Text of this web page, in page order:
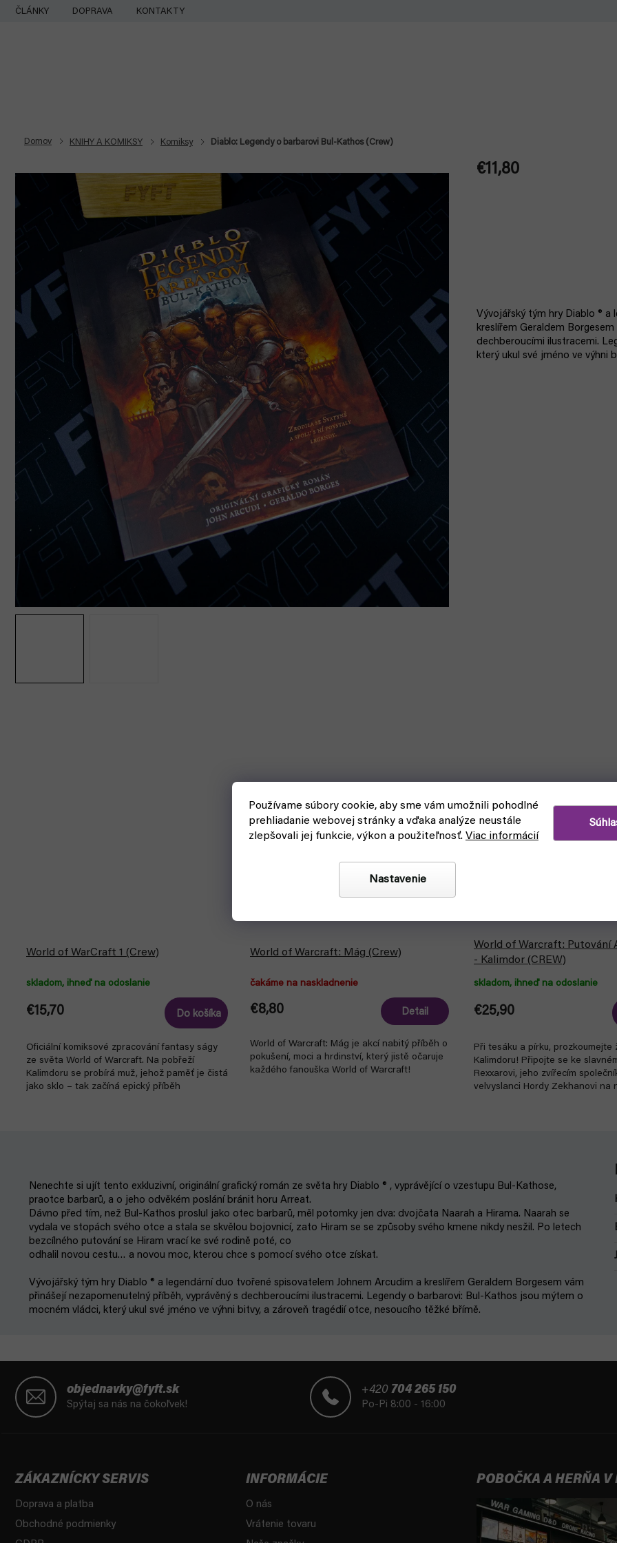
Používame súbory cookie, aby sme vám umožnili pohodlné
prehliadanie webovej stránky a vďaka analýze neustále
zlepšovali jej funkcie, výkon a použiteľnosť. Viac informácií
Nastavenie
Prejsť
ČLÁNKY DOPRAVA KONTAKTY
Domov KNIHY A KOMIKSY Komiksy Diablo: Legendy o barbarovi Bul-Kathos (Crew)
€11,80
Vývojářský tým hry Diablo ® a
kreslířem Geraldem
dechberoucími ilustracemi.
který ukul své jméno ve výhni
World of WarCraft 1 (Crew)
skladom, ihneď na odoslanie
€15,70 Do košíka
Oficiální komiksové zpracování fantasy ságy
ze světa World of Warcraft. Na pobřeží
Kalimdoru se probírá muž, jehož paměť je čistá
jako sklo – tak začíná epický příběh
World of Warcraft: Mág (Crew)
čakáme na naskladnenie
€8,80 Detail
World of Warcraft: Mág je akcí nabitý příběh o
pokušení, moci a hrdinství, který jistě očaruje
každého fanouška World of Warcraft!
World of Warcraft: Putování
- Kalimdor (CREW)
skladom, ihneď na odoslanie
€25,90
Při tesáku a pírku, prozkoumejte
Kalimdoru! Připojte se ke
Rexxarovi, jeho zvířecím
velvyslanci Hordy Zekhanovi na
Nenechte si ujít tento exkluzivní, originální grafický román ze světa hry Diablo ® , vyprávějící o vzestupu Bul-Kathose,
praotce barbarů, a o jeho odvěkém poslání bránit horu Arreat.
Dávno před tím, než Bul-Kathos proslul jako otec barbarů, měl potomky jen dva: dvojčata Naarah a Hirama. Naarah se
vydala ve stopách svého otce a stala se skvělou bojovnicí, zato Hiram se se způsoby svého kmene nikdy nesžil. Po letech
bezcílného putování se Hiram vrací ke své rodině poté, co
odhalil novou cestu… a novou moc, kterou chce s pomocí svého otce získat.
Vývojářský tým hry Diablo ® a legendární duo tvořené spisovatelem Johnem Arcudim a kreslířem Geraldem Borgesem vám
přinášejí nezapomenutelný příběh, vyprávěný s dechberoucími ilustracemi. Legendy o barbarovi: Bul-Kathos jsou mýtem o
mocném vládci, který ukul své jméno ve výhni bitvy, a zároveň tragédií otce, nesoucího těžké břímě.
objednavky@fyft.sk
Spýtaj sa nás na čokoľvek!
+420 704 265 150
Po-Pi 8:00 - 16:00
ZÁKAZNÍCKY SERVIS
Doprava a platba
Obchodné podmienky
INFORMÁCIE
O nás
Vrátenie tovaru
POBOČKA A HERŇA V